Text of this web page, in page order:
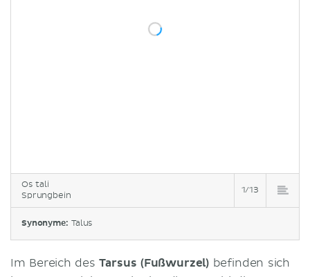
Os tali
Sprungbein
1/13
Synonyme: Talus
Im Bereich desTarsus (Fußwurzel) befinden sich